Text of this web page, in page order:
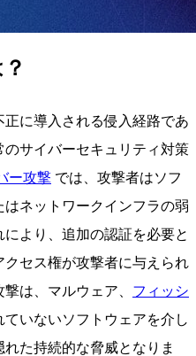
に導入される侵入経路であ
サイバーセキュリティ対策
ー攻撃 では、攻撃者はソフ
はネットワークインフラの弱
より、追加の認証を必要と
セス権が攻撃者に与えられ
は、マルウェア、 フィッシ
ていないソフトウェアを介し
た持続的な脅威となりま